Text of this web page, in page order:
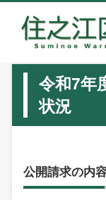
令和7年
状況
公開請求の内